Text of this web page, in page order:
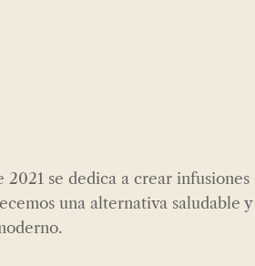
se dedica a crear infusiones
una alternativa saludable y